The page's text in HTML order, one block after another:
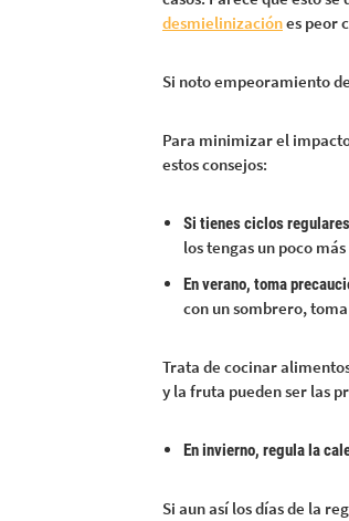
desmielinizaciónes peor
Si noto empeoramiento
Para minimizar el
estos consejos:
Si tienes ciclos
los tengas un poco
En verano, toma
con un sombrero,
Trata de cocinar
y la fruta pueden ser las
En invierno, regula la
Si aun así los días de la